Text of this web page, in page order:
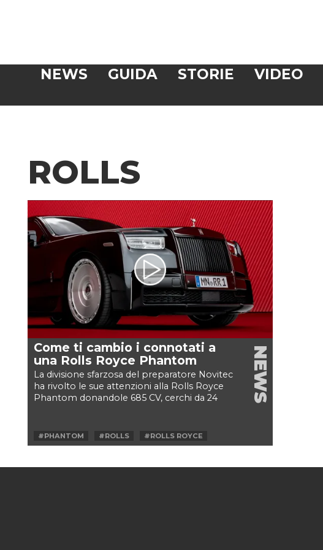
NEWS GUIDA STORIE VIDEO
ROLLS
Come ti cambio i connotati a
una Rolls Royce Phantom
La divisione sfarzosa del preparatore Novitec
ha rivolto le sue attenzioni alla Rolls Royce
Phantom donandole 685 CV, cerchi da 24
NEWS
#PHANTOM #ROLLS
#ROLLS ROYCE